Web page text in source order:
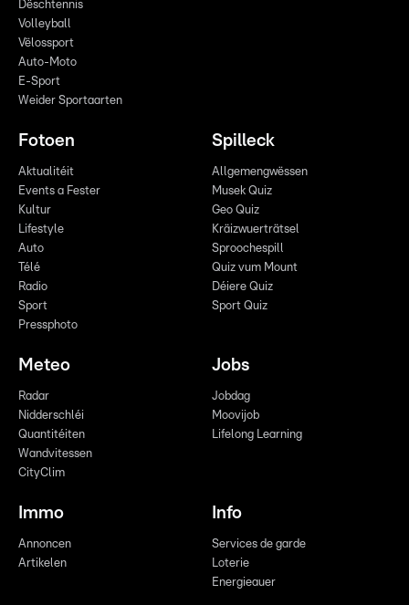
Dëschtennis
Volleyball
Vëlossport
Auto-Moto
E-Sport
Weider Sportaarten
Fotoen
Aktualitéit
Events a Fester
Kultur
Lifestyle
Auto
Télé
Radio
Sport
Pressphoto
Spilleck
Allgemengwëssen
Musek Quiz
Geo Quiz
Kräizwuerträtsel
Sproochespill
Quiz vum Mount
Déiere Quiz
Sport Quiz
Meteo
Radar
Nidderschléi
Quantitéiten
Wandvitessen
CityClim
Jobs
Jobdag
Moovijob
Lifelong Learning
Immo
Annoncen
Artikelen
Info
Services de garde
Loterie
Energieauer